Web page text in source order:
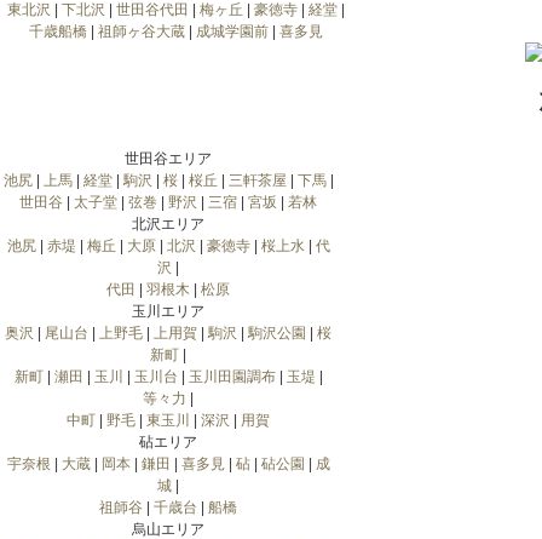
東北沢
下北沢 世田谷代田 梅ヶ丘 豪徳寺| 経堂|
千歳船橋| 祖師ヶ谷大蔵| 成城学園前| 喜多見
世田谷エリア
池尻| 上馬| 経堂| 駒沢 桜| 桜丘 三軒茶屋 下馬|
世田谷
太子堂 弦巻 野沢 三宿 宮坂
若林
北沢エリア
池尻| 赤堤 梅丘 大原| 北沢 豪徳寺| 桜上水| 代
沢
代田
羽根木
松原
玉川エリア
奥沢
尾山台 上野毛 上用賀 駒沢 駒沢公園
桜
新町
新町| 瀬田 玉川 玉川台 玉川田園調布| 玉堤
等々力
中町
野毛 東玉川 深沢
用賀
砧エリア
宇奈根
大蔵| 岡本| 鎌田 喜多見| 砧| 砧公園
成
城
祖師谷
千歳台
船橋
烏山エリア